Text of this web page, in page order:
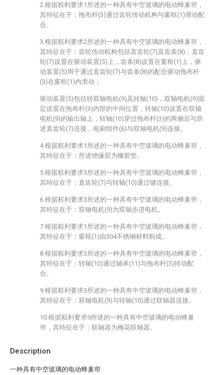
Description
一种具有中空玻璃的电动蜂巢帘
2.根据权利要求1所述的一种具有中空玻璃的电动蜂巢帘，
其特征在于：拖布杆(3)通过齿轮传动机构与窗框(1)滑动配
合。
3.根据权利要求2所述的一种具有中空玻璃的电动蜂巢帘，
其特征在于：齿轮传动机构包括直齿轮(7)及齿条(8)，直齿
轮(7)设置在驱动装置(5)上，齿条(8)设置在窗框(1)上，驱
动装置(5)用于通过直齿轮(7)与齿条(8)的配合驱动拖布杆
(3)在窗框(1)内滑动；
驱动装置(5)包括转双轴电机(9)及转轴(10)，双轴电机(9)固
定设置在拖布杆(3)内部的中间位置，转轴(10)设置在双轴
电机(9)的输出轴上，转轴(10)穿过拖布杆(3)的两侧后与所
述直齿轮(7)连接，电刷组件(6)与双轴电机(9)连接。
4.根据权利要求1所述的一种具有中空玻璃的电动蜂巢帘，
其特征在于：所述绝缘层为橡胶垫。
5.根据权利要求3所述的一种具有中空玻璃的电动蜂巢帘，
其特征在于：直齿轮(7)与转轴(10)通过键连接。
6.根据权利要求3所述的一种具有中空玻璃的电动蜂巢帘，
其特征在于：双轴电机(9)为双轴步进电机。
7.根据权利要求1所述的一种具有中空玻璃的电动蜂巢帘，
其特征在于：窗框(1)由304不锈钢材料制成。
8.根据权利要求3所述的一种具有中空玻璃的电动蜂巢帘，
其特征在于：转轴(10)通过轴承(11)与拖布杆(3)转动配
合。
9.根据权利要求3所述的一种具有中空玻璃的电动蜂巢帘，
其特征在于：双轴电机(9)与转轴(10)通过联轴器连接。
10.根据权利要求9所述的一种具有中空玻璃的电动蜂巢
帘，其特征在于：联轴器为梅花联轴器。